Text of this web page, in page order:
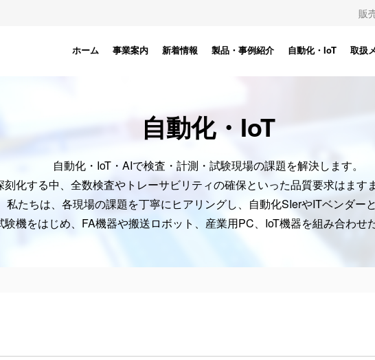
販
ホーム 事業案内 新着情報 製品・事例紹介 自動化・IoT 取扱
自動化・IoT
自動化・IoT・AIで検査・計測・試験現場の課題を解決します。
刻化する中、全数検査やトレーサビリティの確保といった品質要求はます
私たちは、各現場の課題を丁寧にヒアリングし、自動化SIerやITベンダーと
機をはじめ、FA機器や搬送ロボット、産業用PC、IoT機器を組み合わせ